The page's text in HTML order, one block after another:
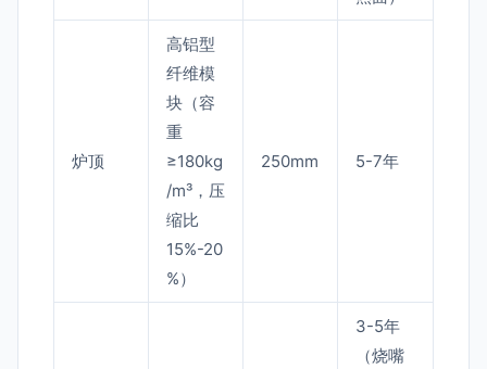
炉顶
高铝型
纤维模
块（容
重
≥180kg
/m³，压
缩比
15%-20
%）
250mm 5-7年
3-5年
（烧嘴